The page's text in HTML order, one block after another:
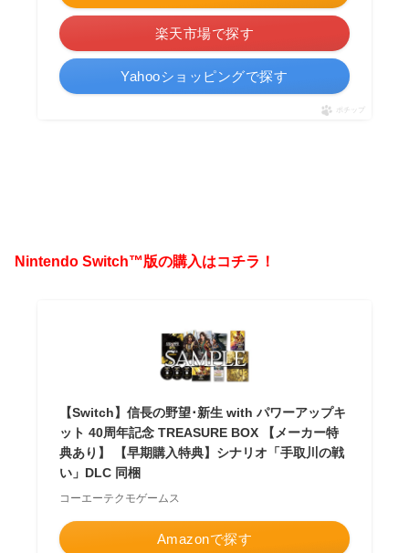
楽天市場で探す
Yahooショッピングで探す
ポチップ
Nintendo Switch™版の購入はコチラ！
【Switch】信長の野望･新生 with パワーアップキ
ット 40周年記念 TREASURE BOX 【メーカー特
典あり】 【早期購入特典】シナリオ「手取川の戦
い」DLC 同梱
コーエーテクモゲームス
Amazonで探す